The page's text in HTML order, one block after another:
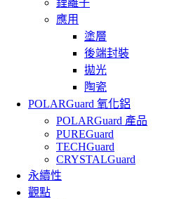
鋰離子
應用
塗層
後端封裝
拋光
陶瓷
POLARGuard 氧化鋁
POLARGuard 產品
PUREGuard
TECHGuard
CRYSTALGuard
永續性
觀點